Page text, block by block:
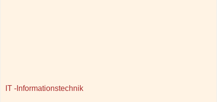
IT -Informationstechnik